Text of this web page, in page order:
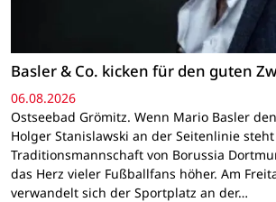
Basler & Co. kicken für den guten
06.08.2026
Ostseebad Grömitz. Wenn Mario Basler
Holger Stanislawski an der Seitenlinie
Traditionsmannschaft von Borussia
das Herz vieler Fußballfans höher. Am
verwandelt sich der Sportplatz an der…